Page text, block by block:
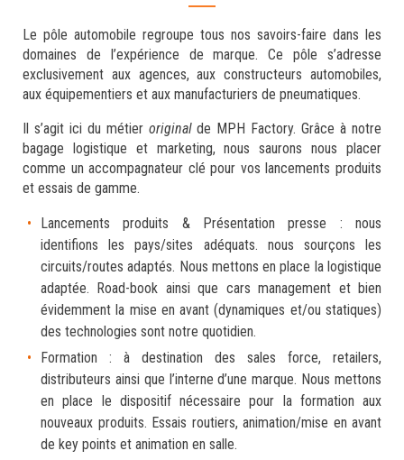
Le pôle automobile regroupe tous nos savoirs-faire dans les
domaines de l’expérience de marque. Ce pôle s’adresse
exclusivement aux agences, aux constructeurs automobiles,
aux équipementiers et aux manufacturiers de pneumatiques.
Il s’agit ici du métier originalde MPH Factory. Grâce à notre
bagage logistique et marketing, nous saurons nous placer
comme un accompagnateur clé pour vos lancements produits
et essais de gamme.
Lancements produits & Présentation presse : nous
identifions les pays/sites adéquats. nous sourçons les
circuits/routes adaptés. Nous mettons en place la logistique
adaptée. Road-book ainsi que cars management et bien
évidemment la mise en avant (dynamiques et/ou statiques)
des technologies sont notre quotidien.
Formation : à destination des sales force, retailers,
distributeurs ainsi que l’interne d’une marque. Nous mettons
en place le dispositif nécessaire pour la formation aux
nouveaux produits. Essais routiers, animation/mise en avant
de key points et animation en salle.